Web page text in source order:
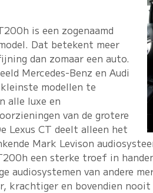
is een zogenaamd
Dat betekent meer
dan zomaar een auto.
Mercedes-Benz en Audi
modellen te
alle luxe en
van de grotere
Lexus CT deelt alleen het
Mark Levison
een sterke troef in
audiosystemen van andere
krachtiger en bovendien nooit